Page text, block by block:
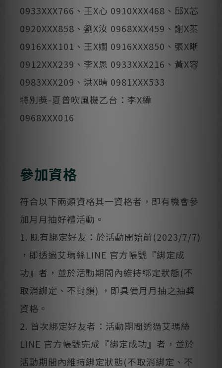
0933XXX766、王X心 0910XXX468、邱X芯
0920XXX858、劉X汝 0968XXX459、謝X蓁
0916XXX101、王X嫺 0916XXX850、張X晰
0912XXX239、李X恩 0933XXX216、黃X容
0983XXX209、洪X晴 0981XXX533
特別獎-夏普吹風機乙台：李X緯
0968XXX016
參加資格
符合以下兩類資格其一資格者，即有機會參
加月月抽好禮活動。
1. 既有綁定好友：於活動開始前(2023/7/7)
，即透過艾瑪絲LINE 官方帳號『綁定成
功』者，並於活動期間內維持綁定狀態(不
取消綁定、不封鎖) ，即具備月月抽之抽獎
資格。
2. 首次綁定好友者：活動期間透過艾瑪絲
LINE 官方帳號完成『綁定成功』者，並於
活動期間內維持綁定狀態(不取消綁定、不